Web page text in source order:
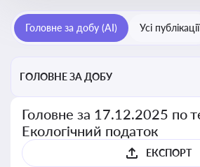
Головне за добу (AI) Усі публікації
ГОЛОВНЕ ЗА ДОБУ
Головне за 17.12.2025 по
Екологічний податок
ЕКСПОРТ